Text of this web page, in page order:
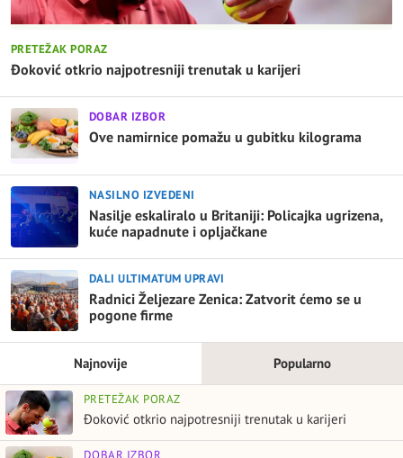
PRETEŽAK PORAZ
Đoković otkrio najpotresniji trenutak u karijeri
DOBAR IZBOR
Ove namirnice pomažu u gubitku kilograma
NASILNO IZVEDENI
Nasilje eskaliralo u Britaniji: Policajka ugrizena,
kuće napadnute i opljačkane
DALI ULTIMATUM UPRAVI
Radnici Željezare Zenica: Zatvorit ćemo se u
pogone firme
Najnovije Popularno
PRETEŽAK PORAZ
Đoković otkrio najpotresniji trenutak u karijeri
DOBAR IZBOR